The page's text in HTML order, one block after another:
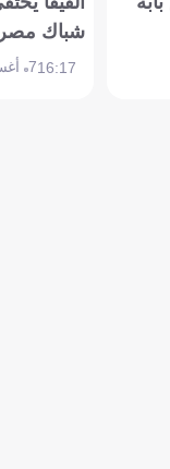
شباك
16:177 أغسطس 2026